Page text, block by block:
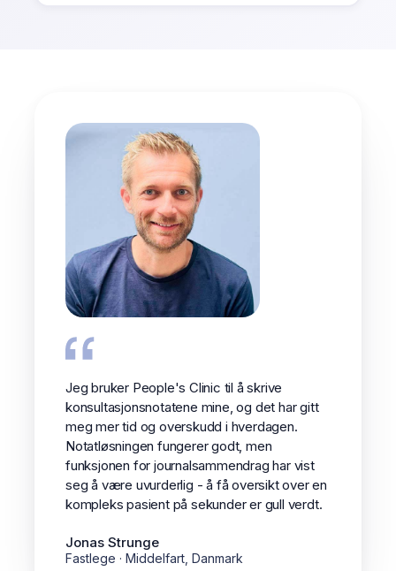
Jeg bruker People's Clinic til å skrive
konsultasjonsnotatene mine, og det har gitt
meg mer tid og overskudd i hverdagen.
Notatløsningen fungerer godt, men
funksjonen for journalsammendrag har vist
seg å være uvurderlig - å få oversikt over en
kompleks pasient på sekunder er gull verdt.
Jonas Strunge
Fastlege · Middelfart, Danmark